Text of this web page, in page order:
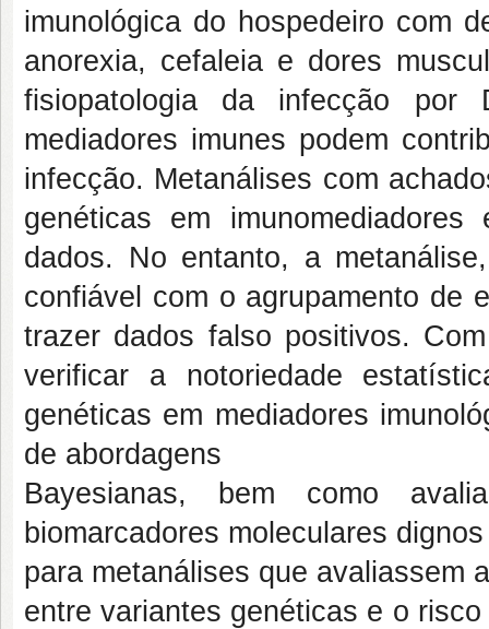
imunológica do hospedeiro com
anorexia, cefaleia e dores
fisiopatologia da infecção por
mediadores imunes podem
infecção. Metanálises com
genéticas em
dados. No entanto, a
confiável com o agrupamento de
trazer dados falso positivos.
verificar a notoriedade
genéticas em mediadores
de abordagens
Bayesianas, bem como
biomarcadores moleculares
para metanálises que avaliassem
entre variantes genéticas e o